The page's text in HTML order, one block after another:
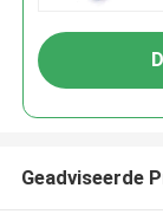
Geadviseerde